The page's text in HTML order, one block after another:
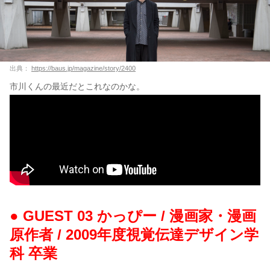
出典： https://baus.jp/magazine/story/2400
市川くんの最近だとこれなのかな。
● GUEST 03 かっぴー / 漫画家・漫画
原作者 / 2009年度視覚伝達デザイン学
科 卒業